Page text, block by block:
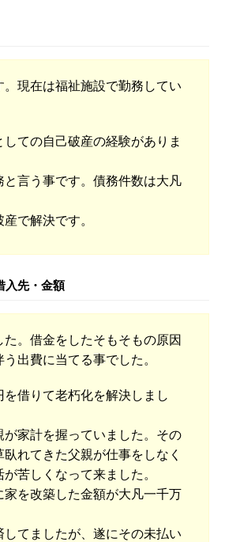
。現在は福祉施設で勤務してい
ての自己破産の経験がありま
と言う事です。債務件数は大凡
で解決です。
入先・金額
。借金をしたそもそもの原因
出費に当てる事でした。
借りて老朽化を解決しまし
が家計を握っていました。その
れてきた父親が仕事をしなく
苦しくなって来ました。
家を改築した金額が大凡一千万
してましたが、遂にその未払い